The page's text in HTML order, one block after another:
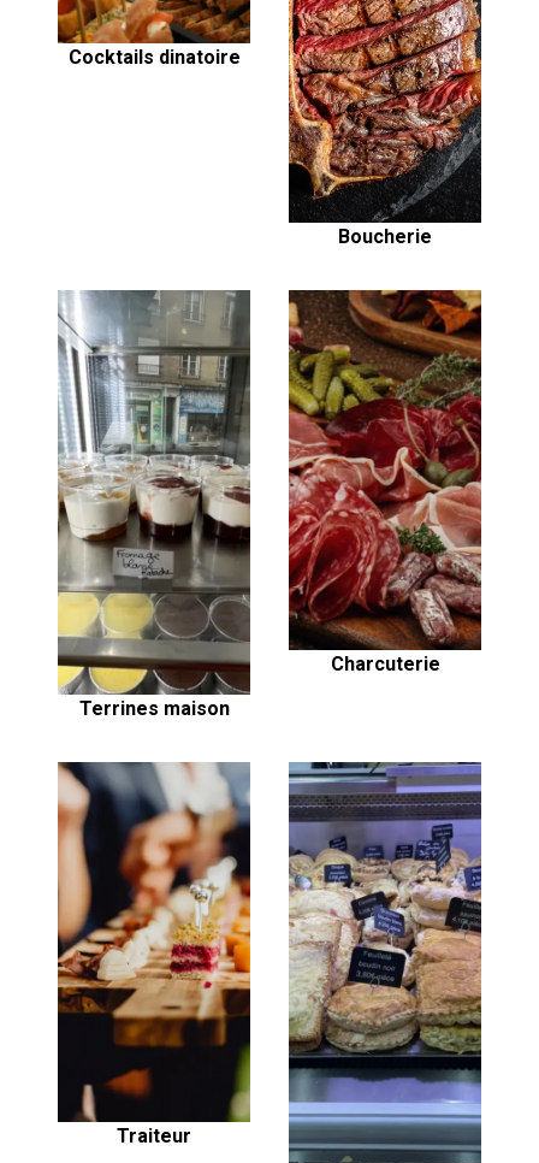
Cocktails dinatoire
Boucherie
Terrines maison
Charcuterie
Traiteur